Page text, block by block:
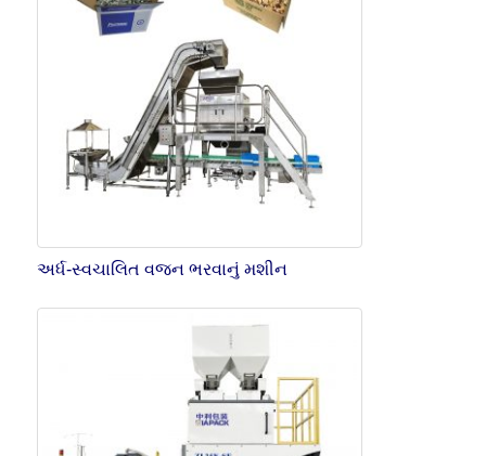
અર્ધ-સ્વચાલિત વજન ભરવાનું મશીન